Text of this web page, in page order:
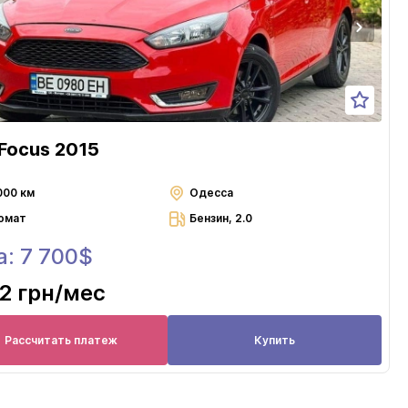
2015
км
Одесса
Бензин, 2.0
7 700$
грн/мес
Рассчитать платеж Купить